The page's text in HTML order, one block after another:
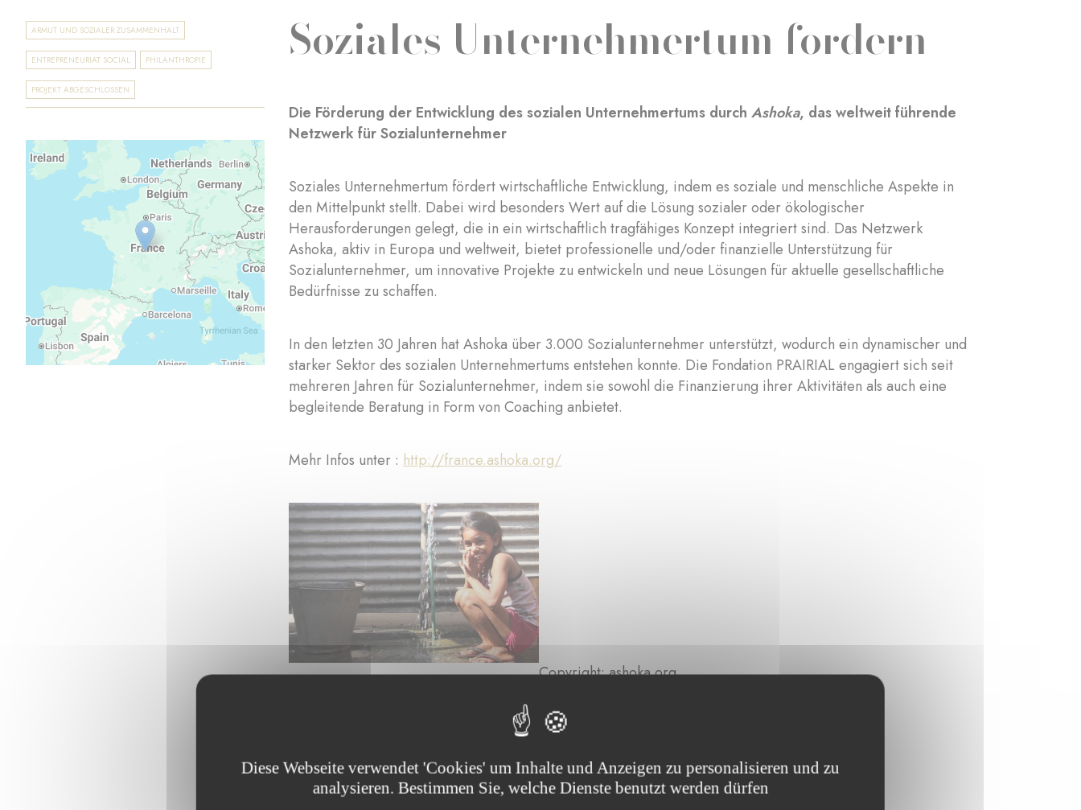
ARMUT UND SOZIALER ZUSAMMENHALT
ENTREPRENEURIAT SOCIAL PHILANTHROPIE
PROJEKT ABGESCHLOSSEN
Soziales Unternehmertum fordern
Die Förderung der Entwicklung des sozialen Unternehmertums durchAshoka, das weltweit führende
Netzwerk für Sozialunternehmer
Soziales Unternehmertum fördert wirtschaftliche Entwicklung, indem es soziale und menschliche Aspekte in
den Mittelpunkt stellt. Dabei wird besonders Wert auf die Lösung sozialer oder ökologischer
Herausforderungen gelegt, die in ein wirtschaftlich tragfähiges Konzept integriert sind. Das Netzwerk
Ashoka, aktiv in Europa und weltweit, bietet professionelle und/oder finanzielle Unterstützung für
Sozialunternehmer, um innovative Projekte zu entwickeln und neue Lösungen für aktuelle gesellschaftliche
Bedürfnisse zu schaffen.
In den letzten 30 Jahren hat Ashoka über 3.000 Sozialunternehmer unterstützt, wodurch ein dynamischer und
starker Sektor des sozialen Unternehmertums entstehen konnte. Die Fondation PRAIRIAL engagiert sich seit
mehreren Jahren für Sozialunternehmer, indem sie sowohl die Finanzierung ihrer Aktivitäten als auch eine
begleitende Beratung in Form von Coaching anbietet.
Mehr Infos unter : http://france.ashoka.org/
Copyright: ashoka.org
Diese Webseite verwendet 'Cookies' um Inhalte und Anzeigen zu personalisieren und zu
analysieren. Bestimmen Sie, welche Dienste benutzt werden dürfen